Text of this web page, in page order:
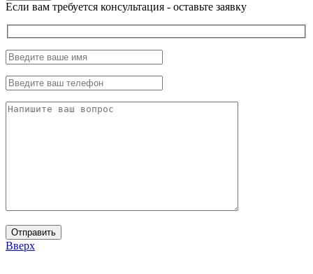
Если вам требуется консультация - оставьте заявку
Вверх